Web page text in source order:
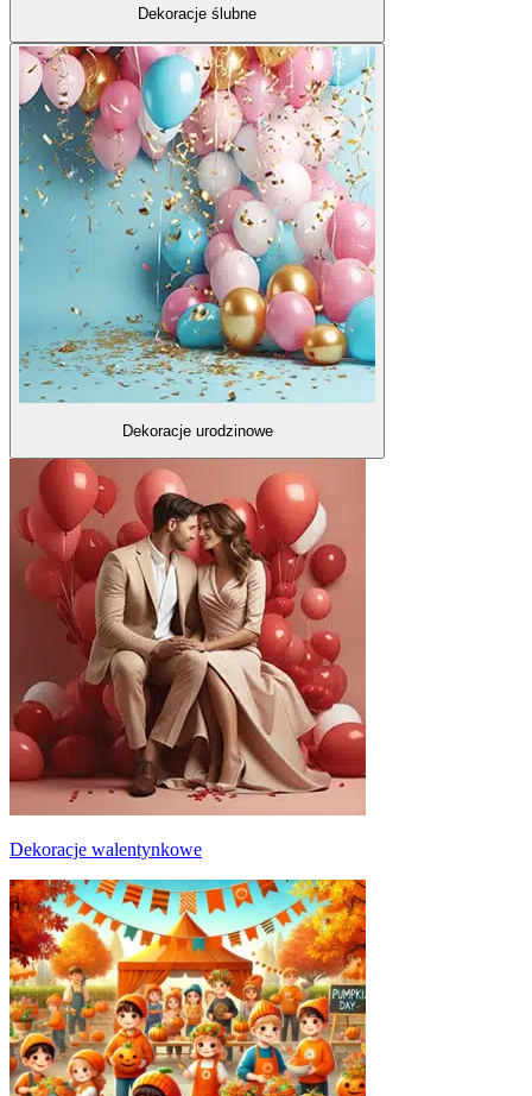
Dekoracje ślubne
Dekoracje urodzinowe
Dekoracje walentynkowe